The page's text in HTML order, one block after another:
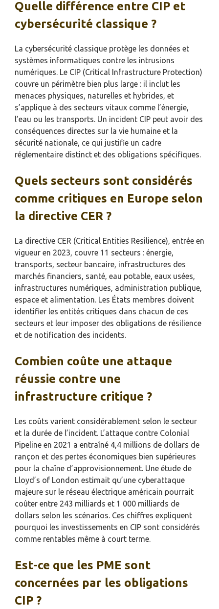
Quelle différence entre CIP et
cybersécurité classique ?
La cybersécurité classique protège les données et
systèmes informatiques contre les intrusions
numériques. Le CIP (Critical Infrastructure Protection)
couvre un périmètre bien plus large : il inclut les
menaces physiques, naturelles et hybrides, et
s’applique à des secteurs vitaux comme l’énergie,
l’eau ou les transports. Un incident CIP peut avoir des
conséquences directes sur la vie humaine et la
sécurité nationale, ce qui justifie un cadre
réglementaire distinct et des obligations spécifiques.
Quels secteurs sont considérés
comme critiques en Europe selon
la directive CER ?
La directive CER (Critical Entities Resilience), entrée en
vigueur en 2023, couvre 11 secteurs : énergie,
transports, secteur bancaire, infrastructures des
marchés financiers, santé, eau potable, eaux usées,
infrastructures numériques, administration publique,
espace et alimentation. Les États membres doivent
identifier les entités critiques dans chacun de ces
secteurs et leur imposer des obligations de résilience
et de notification des incidents.
Combien coûte une attaque
réussie contre une
infrastructure critique ?
Les coûts varient considérablement selon le secteur
et la durée de l’incident. L’attaque contre Colonial
Pipeline en 2021 a entraîné 4,4 millions de dollars de
rançon et des pertes économiques bien supérieures
pour la chaîne d’approvisionnement. Une étude de
Lloyd’s of London estimait qu’une cyberattaque
majeure sur le réseau électrique américain pourrait
coûter entre 243 milliards et 1 000 milliards de
dollars selon les scénarios. Ces chiffres expliquent
pourquoi les investissements en CIP sont considérés
comme rentables même à court terme.
Est-ce que les PME sont
concernées par les obligations
CIP ?